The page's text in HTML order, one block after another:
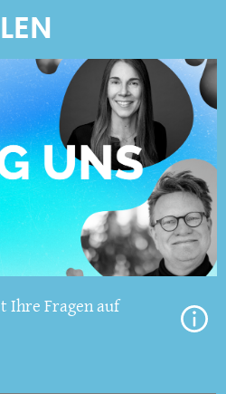
Ihre Fragen auf